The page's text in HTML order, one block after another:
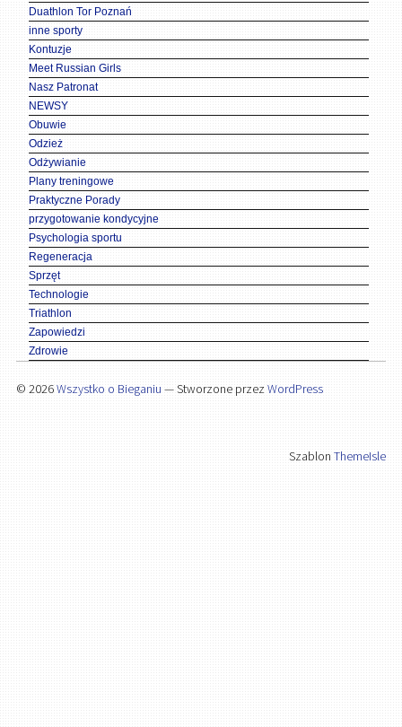
Duathlon Tor Poznań
inne sporty
Kontuzje
Meet Russian Girls
Nasz Patronat
NEWSY
Obuwie
Odzież
Odżywianie
Plany treningowe
Praktyczne Porady
przygotowanie kondycyjne
Psychologia sportu
Regeneracja
Sprzęt
Technologie
Triathlon
Zapowiedzi
Zdrowie
© 2026Wszystko o Bieganiu — Stworzone przezWordPress
SzablonThemeIsle